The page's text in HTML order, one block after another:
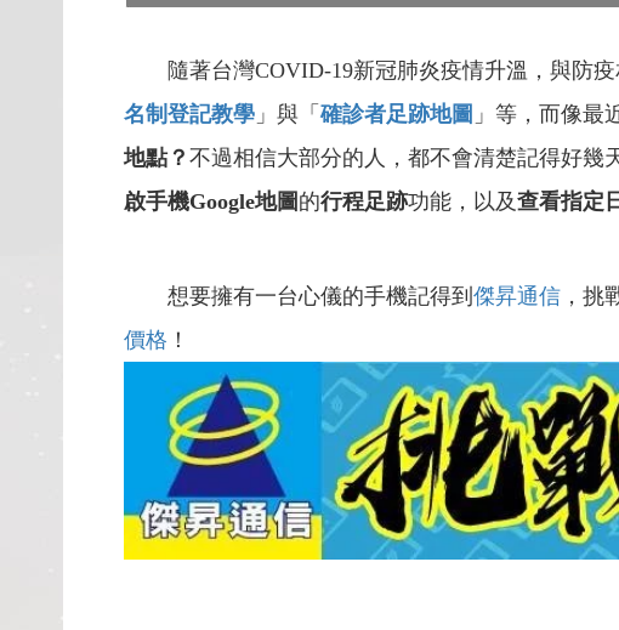
隨著台灣COVID-19新冠肺炎疫情升溫，與防疫
名制登記教學 」與「確診者足跡地圖 」等，而像最
地點？ 不過相信大部分的人，都不會清楚記得好幾
啟手機Google地圖 的行程足跡功能，以及查看指定
想要擁有一台心儀的手機記得到 傑昇通信 ，挑
價格 ！